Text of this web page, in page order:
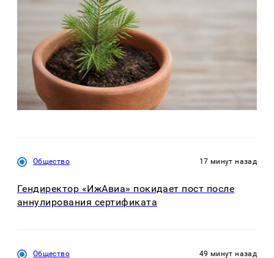
Общество 17 минут назад
Гендиректор «ИжАвиа» покидает пост после
аннулирования сертификата
Общество 49 минут назад